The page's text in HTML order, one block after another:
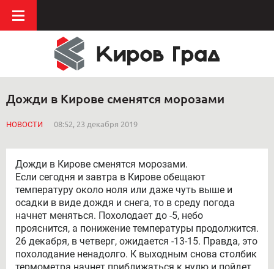
Дожди в Кирове сменятся морозами
НОВОСТИ 08:52, 23 декабря 2019
Дожди в Кирове сменятся морозами.
Если сегодня и завтра в Кирове обещают
температуру около ноля или даже чуть выше и
осадки в виде дождя и снега, то в среду погода
начнет меняться. Похолодает до -5, небо
прояснится, а понижение температуры продолжится.
26 декабря, в четверг, ожидается -13-15. Правда, это
похолодание ненадолго. К выходным снова столбик